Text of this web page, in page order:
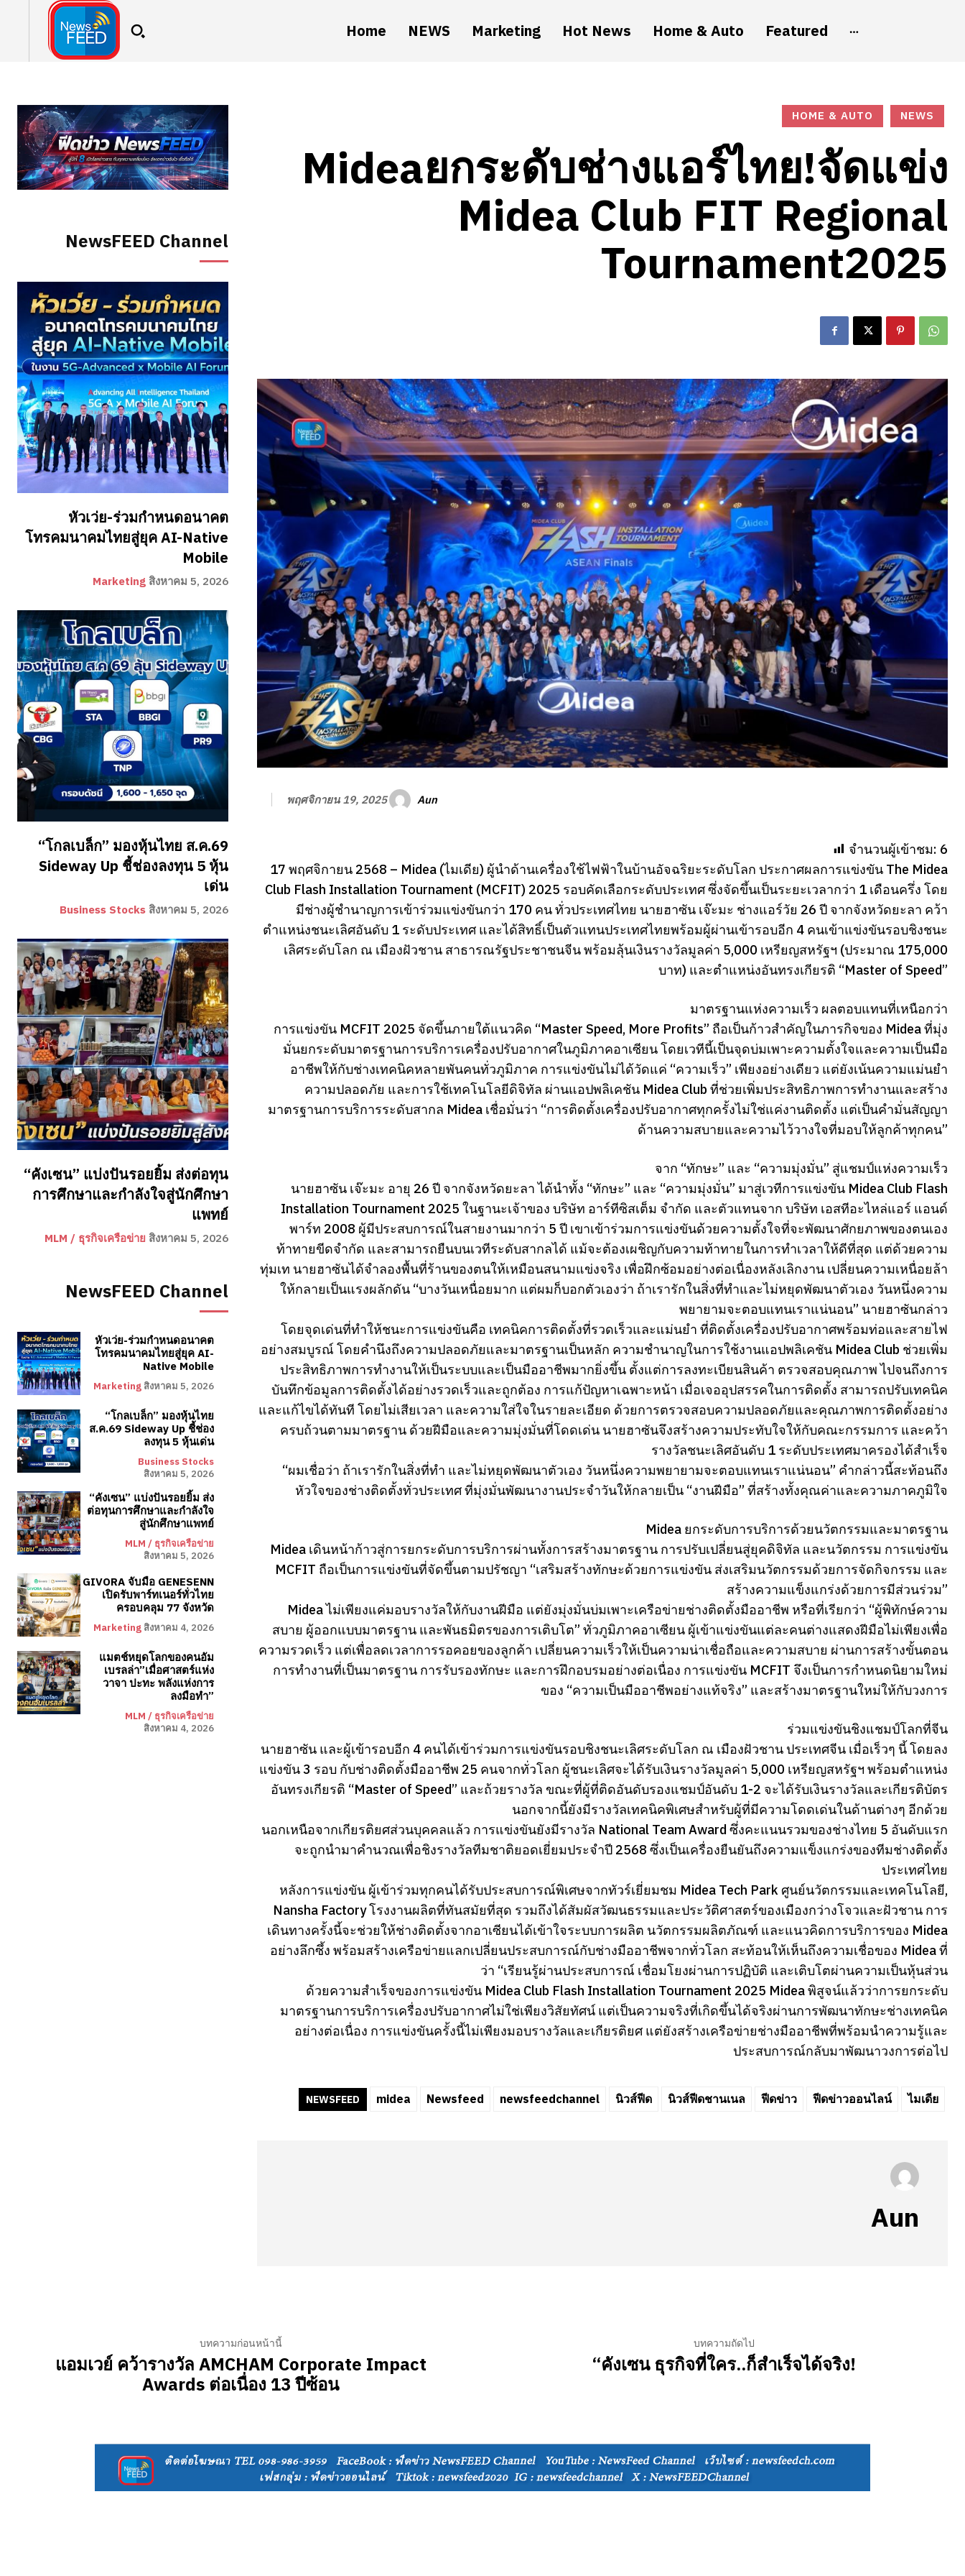
Home NEWS Marketing Hot News Home & Auto Featured
NewsFEED Channel
หัวเว่ย-ร่วมกำหนดอนาคต
โทรคมนาคมไทยสู่ยุค AI-Native
Mobile
Marketing สิงหาคม 5, 2026
“โกลเบล็ก” มองหุ้นไทย ส.ค.69
Sideway Up ชี้ช่องลงทุน 5 หุ้น
เด่น
Business Stocks สิงหาคม 5, 2026
“คังเซน” แบ่งปันรอยยิ้ม ส่งต่อทุน
การศึกษาและกำลังใจสู่นักศึกษา
แพทย์
MLM / ธุรกิจเครือข่าย สิงหาคม 5, 2026
NewsFEED Channel
หัวเว่ย-ร่วมกำหนดอนาคต
โทรคมนาคมไทยสู่ยุค AI-
Native Mobile
Marketing สิงหาคม 5, 2026
“โกลเบล็ก” มองหุ้นไทย
ส.ค.69 Sideway Up ชี้ช่อง
ลงทุน 5 หุ้นเด่น
Business Stocks
สิงหาคม 5, 2026
“คังเซน” แบ่งปันรอยยิ้ม ส่ง
ต่อทุนการศึกษาและกำลังใจ
สู่นักศึกษาแพทย์
MLM / ธุรกิจเครือข่าย
สิงหาคม 5, 2026
GIVORA จับมือ GENESENN
เปิดรับพาร์ทเนอร์ทั่วไทย
ครอบคลุม 77 จังหวัด
Marketing สิงหาคม 4, 2026
แมตช์หยุดโลกของคนอัม
เบรลล่า”เมื่อศาสตร์แห่ง
วาจา ปะทะ พลังแห่งการ
ลงมือทำ”
MLM / ธุรกิจเครือข่าย
สิงหาคม 4, 2026
HOME & AUTO NEWS
Mideaยกระดับช่างแอร์ไทย!จัดแข่ง
Midea Club FIT Regional
Tournament2025
พฤศจิกายน 19, 2025 Aun
จำนวนผู้เข้าชม: 6
17 พฤศจิกายน 2568 – Midea (ไมเดีย) ผู้นำด้านเครื่องใช้ไฟฟ้าในบ้านอัจฉริยะระดับโลก ประกาศผลการแข่งขัน The Midea
Club Flash Installation Tournament (MCFIT) 2025 รอบคัดเลือกระดับประเทศ ซึ่งจัดขึ้นเป็นระยะเวลากว่า 1 เดือนครึ่ง โดย
มีช่างผู้ชำนาญการเข้าร่วมแข่งขันกว่า 170 คน ทั่วประเทศไทย นายฮาซัน เจ๊ะมะ ช่างแอร์วัย 26 ปี จากจังหวัดยะลา คว้า
ตำแหน่งชนะเลิศอันดับ 1 ระดับประเทศ และได้สิทธิ์เป็นตัวแทนประเทศไทยพร้อมผู้ผ่านเข้ารอบอีก 4 คนเข้าแข่งขันรอบชิงชนะ
เลิศระดับโลก ณ เมืองฝัวชาน สาธารณรัฐประชาชนจีน พร้อมลุ้นเงินรางวัลมูลค่า 5,000 เหรียญสหรัฐฯ (ประมาณ 175,000
บาท) และตำแหน่งอันทรงเกียรติ “Master of Speed”
มาตรฐานแห่งความเร็ว ผลตอบแทนที่เหนือกว่า
การแข่งขัน MCFIT 2025 จัดขึ้นภายใต้แนวคิด “Master Speed, More Profits” ถือเป็นก้าวสำคัญในภารกิจของ Midea ที่มุ่ง
มั่นยกระดับมาตรฐานการบริการเครื่องปรับอากาศในภูมิภาคอาเซียน โดยเวทีนี้เป็นจุดบ่มเพาะความตั้งใจและความเป็นมือ
อาชีพให้กับช่างเทคนิคหลายพันคนทั่วภูมิภาค การแข่งขันไม่ได้วัดแค่ “ความเร็ว” เพียงอย่างเดียว แต่ยังเน้นความแม่นยำ
ความปลอดภัย และการใช้เทคโนโลยีดิจิทัล ผ่านแอปพลิเคชัน Midea Club ที่ช่วยเพิ่มประสิทธิภาพการทำงานและสร้าง
มาตรฐานการบริการระดับสากล Midea เชื่อมั่นว่า “การติดตั้งเครื่องปรับอากาศทุกครั้งไม่ใช่แค่งานติดตั้ง แต่เป็นคำมั่นสัญญา
ด้านความสบายและความไว้วางใจที่มอบให้ลูกค้าทุกคน”
จาก “ทักษะ” และ “ความมุ่งมั่น” สู่แชมป์แห่งความเร็ว
นายฮาซัน เจ๊ะมะ อายุ 26 ปี จากจังหวัดยะลา ได้นำทั้ง “ทักษะ” และ “ความมุ่งมั่น” มาสู่เวทีการแข่งขัน Midea Club Flash
Installation Tournament 2025 ในฐานะเจ้าของ บริษัท อาร์ทีซิสเต็ม จำกัด และตัวแทนจาก บริษัท เอสทีอะไหล่แอร์ แอนด์
พาร์ท 2008 ผู้มีประสบการณ์ในสายงานมากว่า 5 ปี เขาเข้าร่วมการแข่งขันด้วยความตั้งใจที่จะพัฒนาศักยภาพของตนเอง
ท้าทายขีดจำกัด และสามารถยืนบนเวทีระดับสากลได้ แม้จะต้องเผชิญกับความท้าทายในการทำเวลาให้ดีที่สุด แต่ด้วยความ
ทุ่มเท นายฮาซันได้จำลองพื้นที่ร้านของตนให้เหมือนสนามแข่งจริง เพื่อฝึกซ้อมอย่างต่อเนื่องหลังเลิกงาน เปลี่ยนความเหนื่อยล้า
ให้กลายเป็นแรงผลักดัน “บางวันเหนื่อยมาก แต่ผมก็บอกตัวเองว่า ถ้าเรารักในสิ่งที่ทำและไม่หยุดพัฒนาตัวเอง วันหนึ่งความ
พยายามจะตอบแทนเราแน่นอน” นายฮาซันกล่าว
โดยจุดเด่นที่ทำให้ชนะการแข่งขันคือ เทคนิคการติดตั้งที่รวดเร็วและแม่นยำ ที่ติดตั้งเครื่องปรับอากาศพร้อมท่อและสายไฟ
อย่างสมบูรณ์ โดยคำนึงถึงความปลอดภัยและมาตรฐานเป็นหลัก ความชำนาญในการใช้งานแอปพลิเคชัน Midea Club ช่วยเพิ่ม
ประสิทธิภาพการทำงานให้เป็นระบบและเป็นมืออาชีพมากยิ่งขึ้น ตั้งแต่การลงทะเบียนสินค้า ตรวจสอบคุณภาพ ไปจนถึงการ
บันทึกข้อมูลการติดตั้งได้อย่างรวดเร็วและถูกต้อง การแก้ปัญหาเฉพาะหน้า เมื่อเจออุปสรรคในการติดตั้ง สามารถปรับเทคนิค
และแก้ไขได้ทันที โดยไม่เสียเวลา และความใส่ใจในรายละเอียด ด้วยการตรวจสอบความปลอดภัยและคุณภาพการติดตั้งอย่าง
ครบถ้วนตามมาตรฐาน ด้วยฝีมือและความมุ่งมั่นที่โดดเด่น นายฮาซันจึงสร้างความประทับใจให้กับคณะกรรมการ และคว้า
รางวัลชนะเลิศอันดับ 1 ระดับประเทศมาครองได้สำเร็จ
“ผมเชื่อว่า ถ้าเรารักในสิ่งที่ทำ และไม่หยุดพัฒนาตัวเอง วันหนึ่งความพยายามจะตอบแทนเราแน่นอน” คำกล่าวนี้สะท้อนถึง
หัวใจของช่างติดตั้งทั่วประเทศ ที่มุ่งมั่นพัฒนางานประจำวันให้กลายเป็น “งานฝีมือ” ที่สร้างทั้งคุณค่าและความภาคภูมิใจ
Midea ยกระดับการบริการด้วยนวัตกรรมและมาตรฐาน
Midea เดินหน้าก้าวสู่การยกระดับการบริการผ่านทั้งการสร้างมาตรฐาน การปรับเปลี่ยนสู่ยุคดิจิทัล และนวัตกรรม การแข่งขัน
MCFIT ถือเป็นการแข่งขันที่จัดขึ้นตามปรัชญา “เสริมสร้างทักษะด้วยการแข่งขัน ส่งเสริมนวัตกรรมด้วยการจัดกิจกรรม และ
สร้างความแข็งแกร่งด้วยการมีส่วนร่วม”
Midea ไม่เพียงแค่มอบรางวัลให้กับงานฝีมือ แต่ยังมุ่งมั่นบ่มเพาะเครือข่ายช่างติดตั้งมืออาชีพ หรือที่เรียกว่า “ผู้พิทักษ์ความ
สบาย ผู้ออกแบบมาตรฐาน และพันธมิตรของการเติบโต” ทั่วภูมิภาคอาเซียน ผู้เข้าแข่งขันแต่ละคนต่างแสดงฝีมือไม่เพียงเพื่อ
ความรวดเร็ว แต่เพื่อลดเวลาการรอคอยของลูกค้า เปลี่ยนความเร็วให้เป็นความน่าเชื่อถือและความสบาย ผ่านการสร้างขั้นตอน
การทำงานที่เป็นมาตรฐาน การรับรองทักษะ และการฝึกอบรมอย่างต่อเนื่อง การแข่งขัน MCFIT จึงเป็นการกำหนดนิยามใหม่
ของ “ความเป็นมืออาชีพอย่างแท้จริง” และสร้างมาตรฐานใหม่ให้กับวงการ
ร่วมแข่งขันชิงแชมป์โลกที่จีน
นายฮาซัน และผู้เข้ารอบอีก 4 คนได้เข้าร่วมการแข่งขันรอบชิงชนะเลิศระดับโลก ณ เมืองฝัวชาน ประเทศจีน เมื่อเร็วๆ นี้ โดยลง
แข่งขัน 3 รอบ กับช่างติดตั้งมืออาชีพ 25 คนจากทั่วโลก ผู้ชนะเลิศจะได้รับเงินรางวัลมูลค่า 5,000 เหรียญสหรัฐฯ พร้อมตำแหน่ง
อันทรงเกียรติ “Master of Speed” และถ้วยรางวัล ขณะที่ผู้ที่ติดอันดับรองแชมป์อันดับ 1-2 จะได้รับเงินรางวัลและเกียรติบัตร
นอกจากนี้ยังมีรางวัลเทคนิคพิเศษสำหรับผู้ที่มีความโดดเด่นในด้านต่างๆ อีกด้วย
นอกเหนือจากเกียรติยศส่วนบุคคลแล้ว การแข่งขันยังมีรางวัล National Team Award ซึ่งคะแนนรวมของช่างไทย 5 อันดับแรก
จะถูกนำมาคำนวณเพื่อชิงรางวัลทีมชาติยอดเยี่ยมประจำปี 2568 ซึ่งเป็นเครื่องยืนยันถึงความแข็งแกร่งของทีมช่างติดตั้ง
ประเทศไทย
หลังการแข่งขัน ผู้เข้าร่วมทุกคนได้รับประสบการณ์พิเศษจากทัวร์เยี่ยมชม Midea Tech Park ศูนย์นวัตกรรมและเทคโนโลยี,
Nansha Factory โรงงานผลิตที่ทันสมัยที่สุด รวมถึงได้สัมผัสวัฒนธรรมและประวัติศาสตร์ของเมืองกว่างโจวและฝัวชาน การ
เดินทางครั้งนี้จะช่วยให้ช่างติดตั้งจากอาเซียนได้เข้าใจระบบการผลิต นวัตกรรมผลิตภัณฑ์ และแนวคิดการบริการของ Midea
อย่างลึกซึ้ง พร้อมสร้างเครือข่ายแลกเปลี่ยนประสบการณ์กับช่างมืออาชีพจากทั่วโลก สะท้อนให้เห็นถึงความเชื่อของ Midea ที่
ว่า “เรียนรู้ผ่านประสบการณ์ เชื่อมโยงผ่านการปฏิบัติ และเติบโตผ่านความเป็นหุ้นส่วน
ด้วยความสำเร็จของการแข่งขัน Midea Club Flash Installation Tournament 2025 Midea พิสูจน์แล้วว่าการยกระดับ
มาตรฐานการบริการเครื่องปรับอากาศไม่ใช่เพียงวิสัยทัศน์ แต่เป็นความจริงที่เกิดขึ้นได้จริงผ่านการพัฒนาทักษะช่างเทคนิค
อย่างต่อเนื่อง การแข่งขันครั้งนี้ไม่เพียงมอบรางวัลและเกียรติยศ แต่ยังสร้างเครือข่ายช่างมืออาชีพที่พร้อมนำความรู้และ
ประสบการณ์กลับมาพัฒนาวงการต่อไป
NEWSFEED midea Newsfeed newsfeedchannel นิวส์ฟีด นิวส์ฟีดชานเนล ฟีดข่าว ฟีดข่าวออนไลน์ ไมเดีย
Aun
บทความก่อนหน้านี้
แอมเวย์ คว้ารางวัล AMCHAM Corporate Impact
Awards ต่อเนื่อง 13 ปีซ้อน
บทความถัดไป
“คังเซน ธุรกิจที่ใคร..ก็สำเร็จได้จริง!